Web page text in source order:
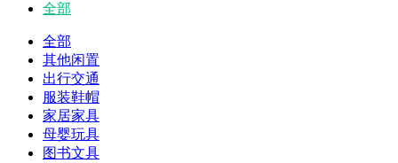
全部
全部
其他闲置
出行交通
服装鞋帽
家居家具
母婴玩具
图书文具